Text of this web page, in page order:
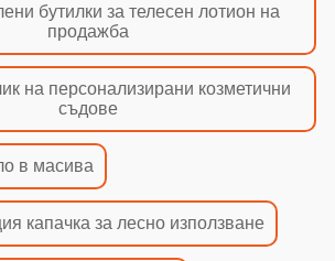
бутилки за телесен лотион на
продажба
на персонализирани козметични
съдове
в масива
капачка за лесно използване